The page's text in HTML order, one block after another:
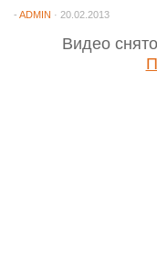
- ADMIN · 20.02.2013
Видео